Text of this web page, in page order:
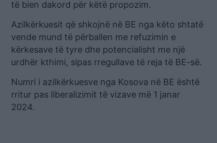
të bien dakord për këtë propozim.
Azilkërkuesit që shkojnë në BE nga këto shtatë
vende mund të përballen me refuzimin e
kërkesave të tyre dhe potencialisht me një
urdhër kthimi, sipas rregullave të reja të BE-së.
Numri i azilkërkuesve nga Kosova në BE është
rritur pas liberalizimit të vizave më 1 janar
2024.